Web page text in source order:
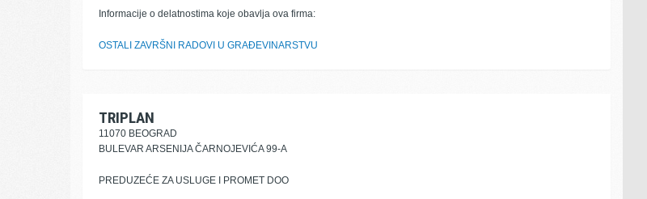
Informacije o delatnostima koje obavlja ova firma:
OSTALI ZAVRŠNI RADOVI U GRAĐEVINARSTVU
TRIPLAN
11070 BEOGRAD
BULEVAR ARSENIJA ČARNOJEVIĆA 99-A
PREDUZEĆE ZA USLUGE I PROMET DOO